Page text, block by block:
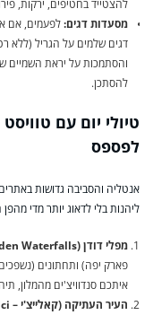
להצטייד בחטיפים, ירקות,
מסעדות דגים:לפעמים, אם
דגים שלמים על הגריל (ללא
והסתמכות על יראת השמיים
להסתכן.
לפספס
אנטליה והסביבה גדושות
ליהנות בלי לדאוג יותר מדי מהפן
מפלי דודן (Duden Waterfalls):
פארק יפה) ותחתונים
איתכם סנדוויצ'ים מהמלון,
העיר העתיקה (קאלייצ'י – Kaleici):